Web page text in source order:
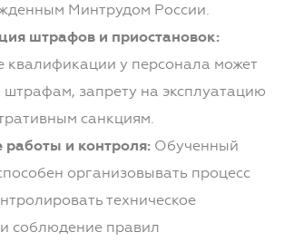
Минтрудом России.
штрафов и приостановок:
квалификации у персонала может
штрафам, запрету на эксплуатацию
санкциям.
работы и контроля:Обученный
организовывать процесс
техническое
соблюдение правил